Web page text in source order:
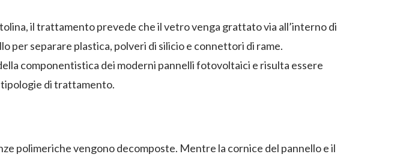
il trattamento prevede che il vetro venga grattato via all’interno di
per separare plastica, polveri di silicio e connettori di rame.
componentistica dei moderni pannelli fotovoltaici e risulta essere
di trattamento.
polimeriche vengono decomposte. Mentre la cornice del pannello e il